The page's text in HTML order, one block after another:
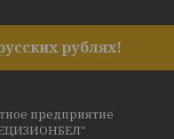
рублях!
предприятие